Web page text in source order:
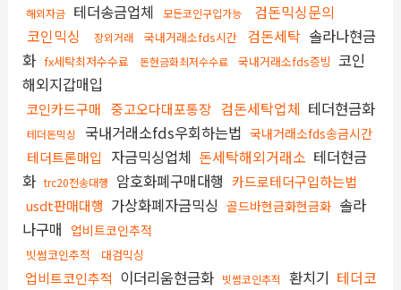
해외자금 테더송금업체 모든코인구입가능
검돈믹싱문의
코인믹싱
장외거래 국내거래소fds시간 검돈세탁 솔라나현금
화 fx세탁최저수수료 돈현금화최저수수료 국내거래소fds증빙 코인
해외지갑매입
코인카드구매 중고오다대포통장 검돈세탁업체 테더현금화
테더돈믹싱 국내거래소fds우회하는법 국내거래소fds송금시간
테더트론매입 자금믹싱업체 돈세탁해외거래소 테더현금
화 trc20전송대행 암호화폐구매대행 카드로테더구입하는법
usdt판매대행 가상화폐자금믹싱 골드바현금화현금화 솔라
나구매 업비트코인추적
빗썸코인추적 대검믹싱
업비트코인추적 이더리움현금화 빗썸코인추적 환치기 테더코